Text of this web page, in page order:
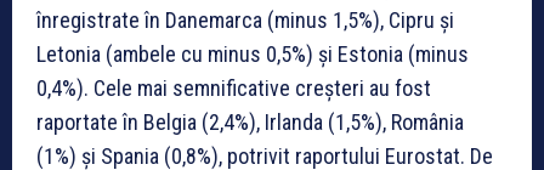
înregistrate în Danemarca (minus 1,5%), Cipru și
Letonia (ambele cu minus 0,5%) și Estonia (minus
0,4%). Cele mai semnificative creșteri au fost
raportate în Belgia (2,4%), Irlanda (1,5%), România
(1%) și Spania (0,8%), potrivit raportului Eurostat. De